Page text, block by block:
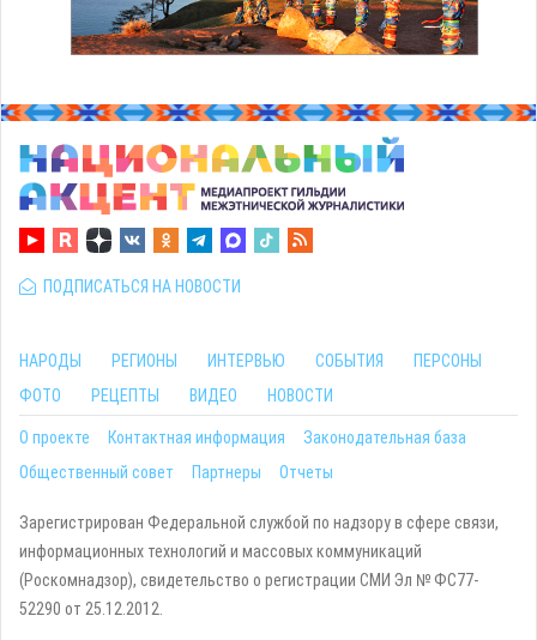
ПОДПИСАТЬСЯ НА НОВОСТИ
НАРОДЫ РЕГИОНЫ ИНТЕРВЬЮ СОБЫТИЯ
ПЕРСОНЫ
ФОТО
РЕЦЕПТЫ ВИДЕО НОВОСТИ
О проекте Контактная информация
Законодательная база
Общественный совет
Партнеры Отчеты
Зарегистрирован Федеральной службой по надзору в сфере связи,
информационных технологий и массовых коммуникаций
(Роскомнадзор), свидетельство о регистрации СМИ Эл № ФС77-
52290 от 25.12.2012.